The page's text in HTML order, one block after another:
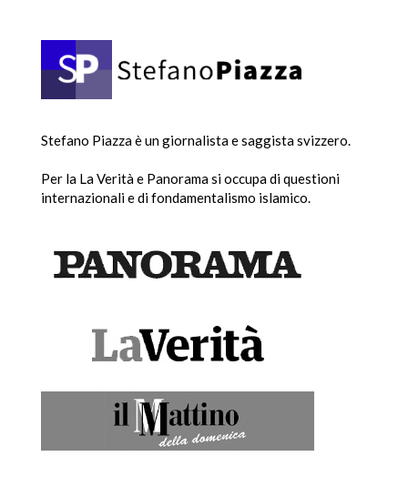
Stefano Piazza è un giornalista e saggista svizzero.
Per la La Verità e Panorama si occupa di questioni
internazionali e di fondamentalismo islamico.